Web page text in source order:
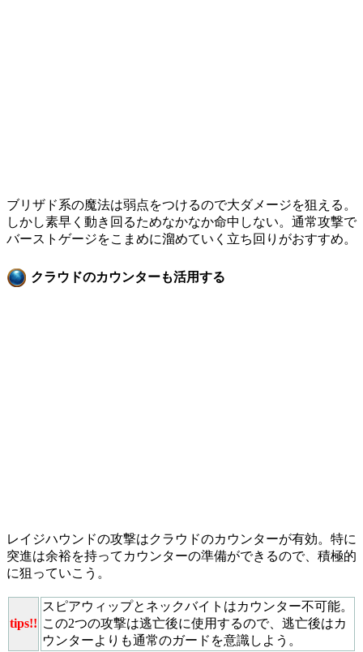
ブリザド系の魔法は弱点をつけるので大ダメージを狙える。
しかし素早く動き回るためなかなか命中しない。通常攻撃で
バーストゲージをこまめに溜めていく立ち回りがおすすめ。
クラウドのカウンターも活用する
レイジハウンドの攻撃はクラウドのカウンターが有効。特に
突進は余裕を持ってカウンターの準備ができるので、積極的
に狙っていこう。
tips!!
スピアウィップと ネックバイト はカウンター不可能。
この2つの攻撃は逃亡後に使用するので、逃亡後はカ
ウンターよりも通常のガードを意識しよう。